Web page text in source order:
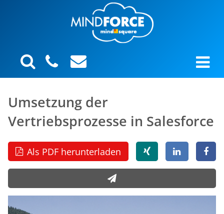
Umsetzung der
Vertriebsprozesse in Salesforce
Als PDF herunterladen